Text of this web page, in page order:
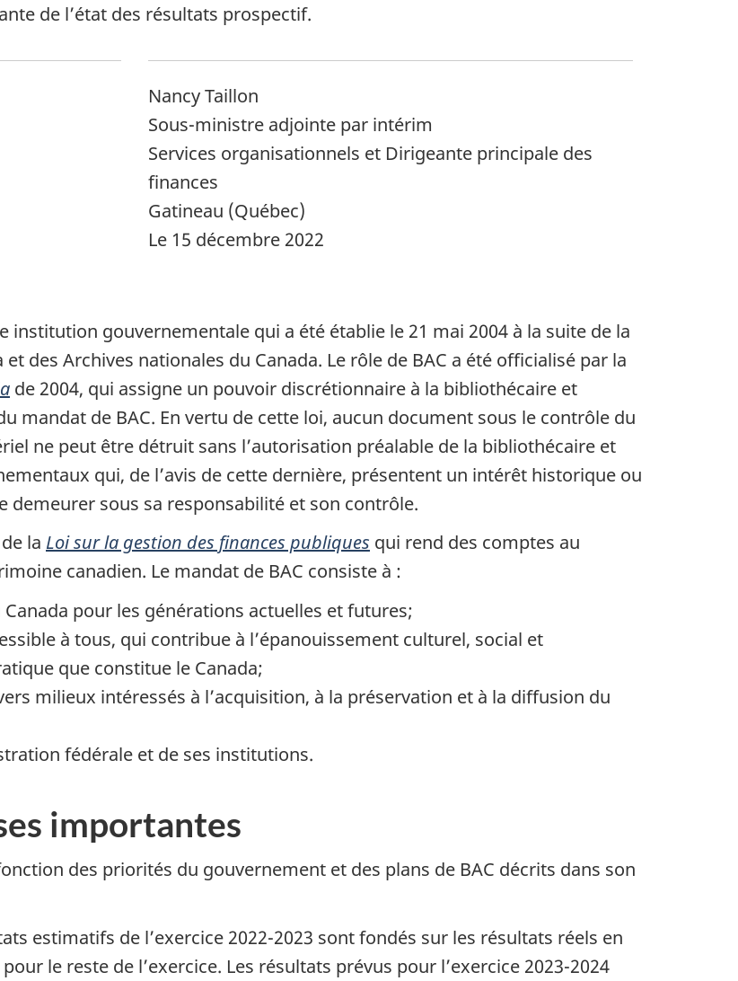
de l’état des résultats prospectif.
Nancy Taillon
Sous-ministre adjointe par intérim
Services organisationnels et Dirigeante principale des
finances
Gatineau (Québec)
Le 15 décembre 2022
institution gouvernementale qui a été établie le 21 mai 2004 à la suite de la
des Archives nationales du Canada. Le rôle de BAC a été officialisé par la
de 2004, qui assigne un pouvoir discrétionnaire à la bibliothécaire et
mandat de BAC. En vertu de cette loi, aucun document sous le contrôle du
ne peut être détruit sans l’autorisation préalable de la bibliothécaire et
qui, de l’avis de cette dernière, présentent un intérêt historique ou
sous sa responsabilité et son contrôle.
la Loi sur la gestion des finances publiques qui rend des comptes au
canadien. Le mandat de BAC consiste à :
pour les générations actuelles et futures;
à tous, qui contribue à l’épanouissement culturel, social et
que constitue le Canada;
milieux intéressés à l’acquisition, à la préservation et à la diffusion du
fédérale et de ses institutions.
importantes
des priorités du gouvernement et des plans de BAC décrits dans son
estimatifs de l’exercice 2022-2023 sont fondés sur les résultats réels en
le reste de l’exercice. Les résultats prévus pour l’exercice 2023-2024